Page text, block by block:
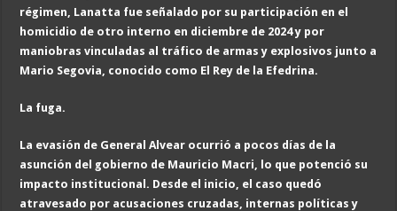
régimen, Lanatta fue señalado por su participación en el
homicidio de otro interno en diciembre de 2024 y por
maniobras vinculadas al tráfico de armas y explosivos junto a
Mario Segovia, conocido como El Rey de la Efedrina.
La fuga.
La evasión de General Alvear ocurrió a pocos días de la
asunción del gobierno de Mauricio Macri, lo que potenció su
impacto institucional. Desde el inicio, el caso quedó
atravesado por acusaciones cruzadas, internas políticas y